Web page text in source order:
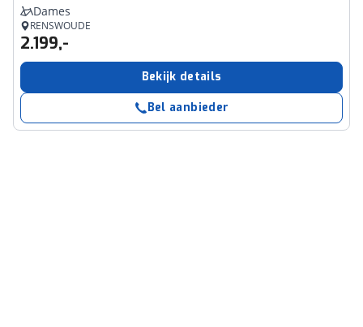
Dames
RENSWOUDE
2.199,-
Bekijk details
Bel aanbieder